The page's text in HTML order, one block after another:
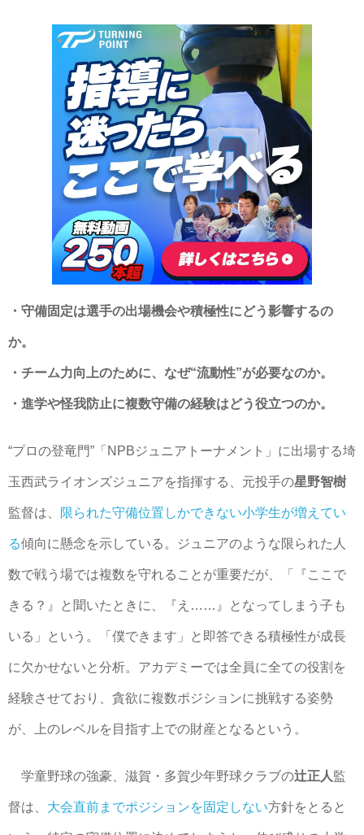
・守備固定は選手の出場機会や積極性にどう影響するの
か。
・チーム力向上のために、なぜ“流動性”が必要なのか。
・進学や怪我防止に複数守備の経験はどう役立つのか。
“プロの登竜門”「NPBジュニアトーナメント」に出場する埼
玉西武ライオンズジュニアを指揮する、元投手の星野智樹
監督は、 限られた守備位置しかできない小学生が増えてい
る傾向に懸念を示している。ジュニアのような限られた人
数で戦う場では複数を守れることが重要だが、「『ここで
きる？』と聞いたときに、『え……』となってしまう子も
いる」という。「僕できます」と即答できる積極性が成長
に欠かせないと分析。アカデミーでは全員に全ての役割を
経験させており、貪欲に複数ポジションに挑戦する姿勢
が、上のレベルを目指す上での財産となるという。
学童野球の強豪、滋賀・多賀少年野球クラブの辻正人監
督は、 大会直前までポジションを固定しない方針をとると